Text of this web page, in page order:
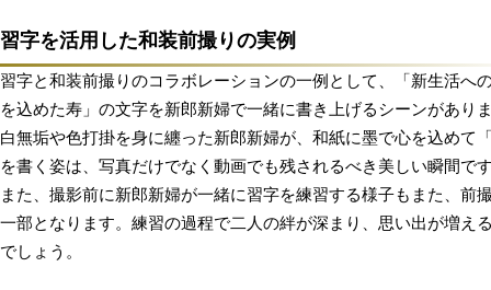
習字を活用した和装前撮りの実例
習字と和装前撮りのコラボレーションの一例として、「新生活へ
を込めた寿」の文字を新郎新婦で一緒に書き上げるシーンがあり
白無垢や色打掛を身に纏った新郎新婦が、和紙に墨で心を込めて
を書く姿は、写真だけでなく動画でも残されるべき美しい瞬間で
また、撮影前に新郎新婦が一緒に習字を練習する様子もまた、前
一部となります。練習の過程で二人の絆が深まり、思い出が増え
でしょう。